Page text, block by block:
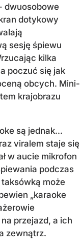
dwuosobowe
dotykowy
sesję śpiewu
kilka
poczuć się jak
obcych. Mini-
krajobrazu
są jednak...
viralem staje się
w aucie mikrofon
podczas
może
„karaoke
przejazd, a ich
zewnątrz.